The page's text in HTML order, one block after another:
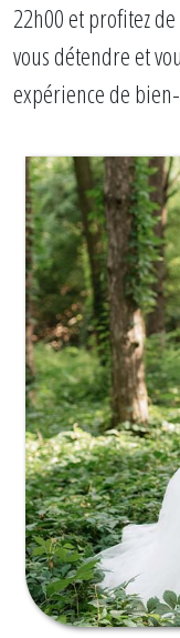
22h00 et profitez
vous détendre et
expérience de